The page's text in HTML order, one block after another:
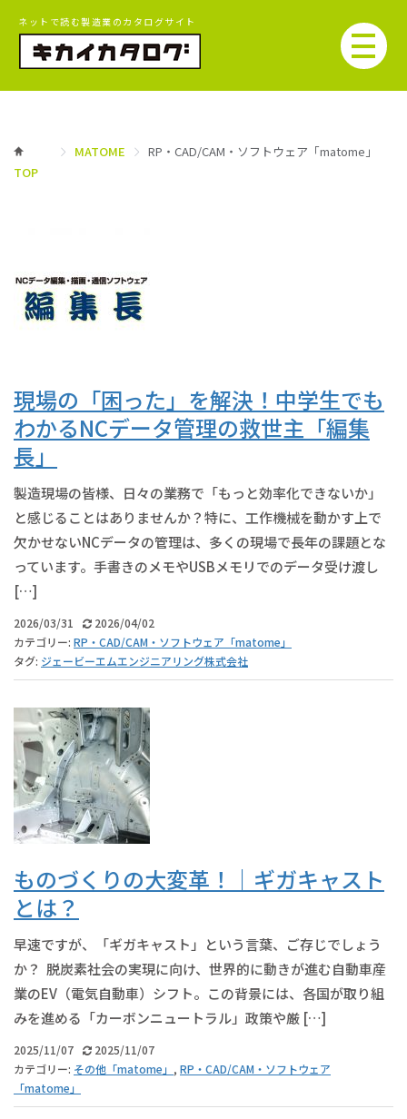
ネットで読む製造業のカタログサイト
TOP
MATOME RP・CAD/CAM・ソフトウェア「matome」
現場の「困った」を解決！中学生でも
わかるNCデータ管理の救世主「編集
長」
製造現場の皆様、日々の業務で「もっと効率化できないか」
と感じることはありませんか？特に、工作機械を動かす上で
欠かせないNCデータの管理は、多くの現場で長年の課題とな
っています。手書きのメモやUSBメモリでのデータ受け渡し
[…]
2026/03/31
2026/04/02
カテゴリー: RP・CAD/CAM・ソフトウェア「matome」
タグ: ジェービーエムエンジニアリング株式会社
ものづくりの大変革！｜ギガキャスト
とは？
早速ですが、「ギガキャスト」という言葉、ご存じでしょう
か？ 脱炭素社会の実現に向け、世界的に動きが進む自動車産
業のEV（電気自動車）シフト。この背景には、各国が取り組
みを進める「カーボンニュートラル」政策や厳 […]
2025/11/07
2025/11/07
カテゴリー: その他「matome」 , RP・CAD/CAM・ソフトウェア
「matome」